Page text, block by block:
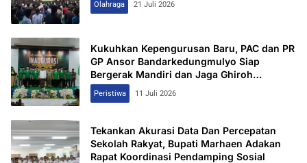
Olahraga 21 Juli 2026
Kukuhkan Kepengurusan Baru, PAC dan PR
GP Ansor Bandarkedungmulyo Siap
Bergerak Mandiri dan Jaga Ghiroh
Perjuangan
Peristiwa 11 Juli 2026
Tekankan Akurasi Data Dan Percepatan
Sekolah Rakyat, Bupati Marhaen Adakan
Rapat Koordinasi Pendamping Sosial